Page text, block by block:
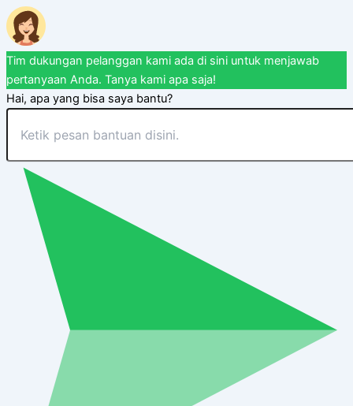
Tim dukungan pelanggan kami ada di sini untuk menjawab
pertanyaan Anda. Tanya kami apa saja!
Hai, apa yang bisa saya bantu?